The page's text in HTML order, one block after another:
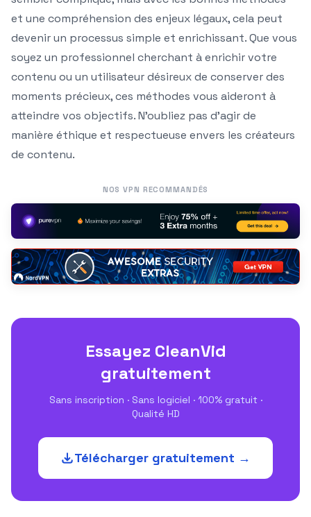
et une compréhension des enjeux légaux, cela peut
devenir un processus simple et enrichissant. Que vous
soyez un professionnel cherchant à enrichir votre
contenu ou un utilisateur désireux de conserver des
moments précieux, ces méthodes vous aideront à
atteindre vos objectifs. N’oubliez pas d’agir de
manière éthique et respectueuse envers les créateurs
de contenu.
NOS VPN RECOMMANDÉS
Essayez CleanVid
gratuitement
Sans inscription · Sans logiciel · 100% gratuit ·
Qualité HD
Télécharger gratuitement →